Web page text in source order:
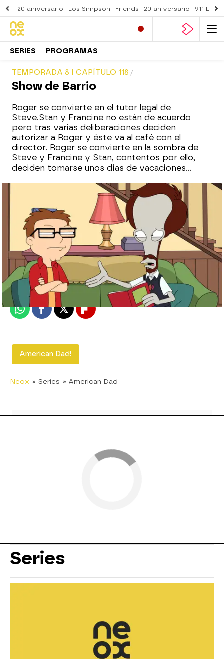
20 aniversario Los Simpson Friends 20 aniversario 911
SERIES PROGRAMAS
TEMPORADA 8 I CAPÍTULO 118
Show de Barrio
Roger se convierte en el tutor legal de
Steve.Stan y Francine no están de acuerdo
pero tras varias deliberaciones deciden
autorizar a Roger y éste va al café con el
director. Roger se convierte en la sombra de
Steve y Francine y Stan, contentos por ello,
deciden tomarse unos días de vacaciones...
neox
Madrid
Publicado:15 de agosto de 2012, 13:06
WhatsappFacebook
X Flipboard
American Dad!
Neox » Series » American Dad
Series